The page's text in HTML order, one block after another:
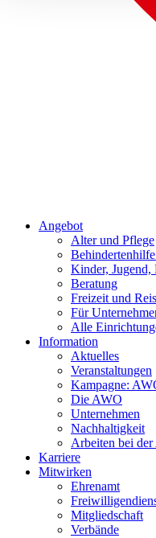
Angebot
Alter und Pflege
Kinder, Jugend,
Beratung
Freizeit und
Für
Alle
Information
Aktuelles
Veranstaltungen
Kampagne:
Die AWO
Unternehmen
Nachhaltigkeit
Arbeiten bei
Karriere
Mitwirken
Ehrenamt
Mitgliedschaft
Verbände